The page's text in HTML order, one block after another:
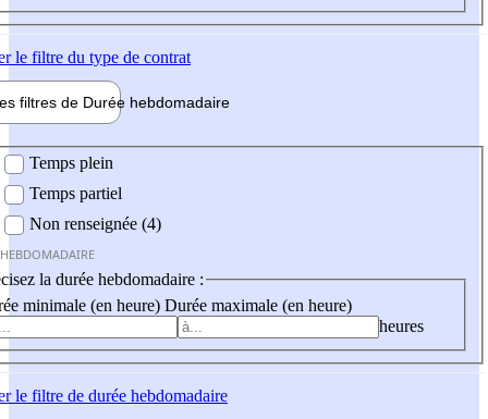
le filtre du type de contrat
filtres de Durée hebdomadaire
Temps plein
Temps partiel
Non renseignée (4)
la durée hebdomadaire :
minimale (en heure) Durée maximale (en heure)
heures
le filtre de durée hebdomadaire